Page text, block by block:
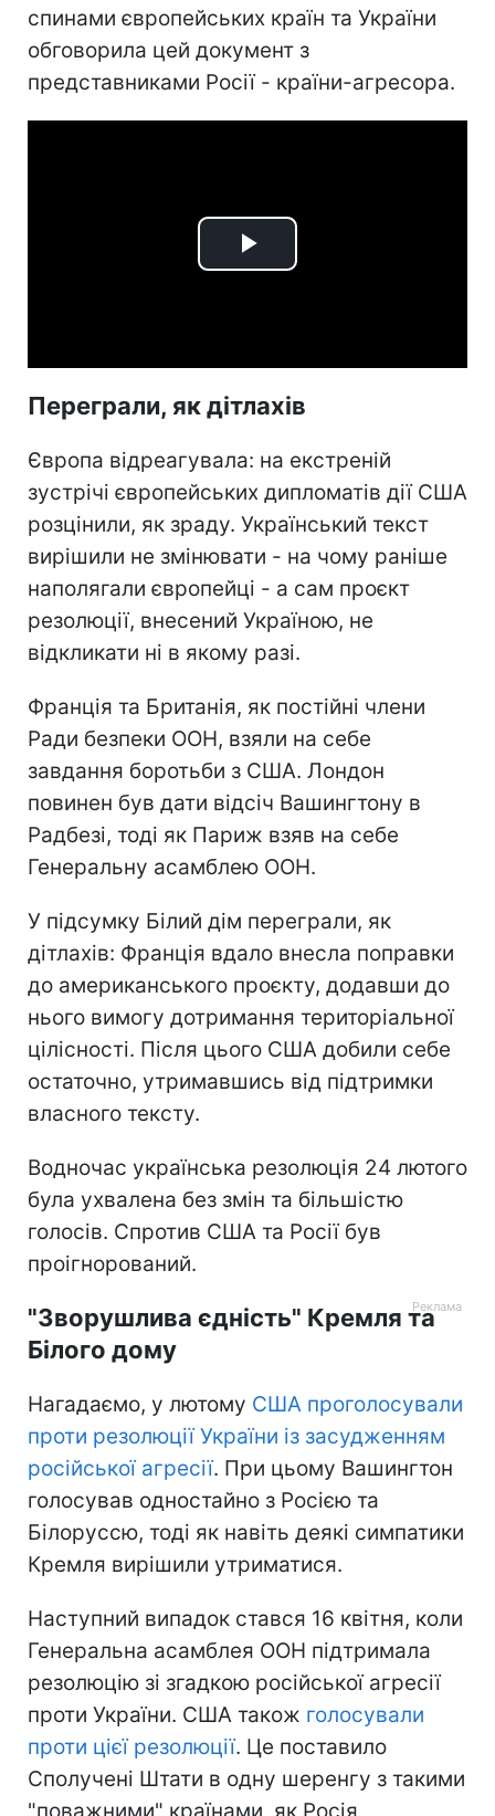
спинами європейських країн та України
обговорила цей документ з
представниками Росії - країни-агресора.
Play
Переграли, як дітлахів
Європа відреагувала: на екстреній
зустрічі європейських дипломатів дії США
розцінили, як зраду. Український текст
вирішили не змінювати - на чому раніше
наполягали європейці - а сам проєкт
резолюції, внесений Україною, не
відкликати ні в якому разі.
Франція та Британія, як постійні члени
Ради безпеки ООН, взяли на себе
завдання боротьби з США. Лондон
повинен був дати відсіч Вашингтону в
Радбезі, тоді як Париж взяв на себе
Генеральну асамблею ООН.
У підсумку Білий дім переграли, як
дітлахів: Франція вдало внесла поправки
до американського проєкту, додавши до
нього вимогу дотримання територіальної
цілісності. Після цього США добили себе
остаточно, утримавшись від підтримки
власного тексту.
Водночас українська резолюція 24 лютого
була ухвалена без змін та більшістю
голосів. Спротив США та Росії був
проігнорований.
"Зворушлива єдність" Кремля та
Білого дому
Нагадаємо, у лютому США проголосували
проти резолюції України із засудженням
російської агресії. При цьому Вашингтон
голосував одностайно з Росією та
Білоруссю, тоді як навіть деякі симпатики
Кремля вирішили утриматися.
Наступний випадок стався 16 квітня, коли
Генеральна асамблея ООН підтримала
резолюцію зі згадкою російської агресії
проти України. США також голосували
проти цієї резолюції. Це поставило
Сполучені Штати в одну шеренгу з такими
"поважними" країнами, як Росія,